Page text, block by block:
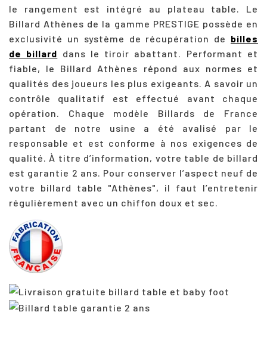
le rangement est intégré au plateau table. Le
Billard Athènes de la gamme PRESTIGE possède en
exclusivité un système de récupération de billes
de billard dans le tiroir abattant. Performant et
fiable, le Billard Athènes répond aux normes et
qualités des joueurs les plus exigeants. A savoir un
contrôle qualitatif est effectué avant chaque
opération. Chaque modèle Billards de France
partant de notre usine a été avalisé par le
responsable et est conforme à nos exigences de
qualité. À titre d’information, votre table de billard
est garantie 2 ans. Pour conserver l’aspect neuf de
votre billard table "Athènes", il faut l’entretenir
régulièrement avec un chiffon doux et sec.